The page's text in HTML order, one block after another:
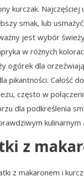
kurczak.
smak, lub
jest wybór
w różnych
ogórek dla
pikantności. Całość
często w
dla podkreślenia
kulinarnym
z
z makaronem i